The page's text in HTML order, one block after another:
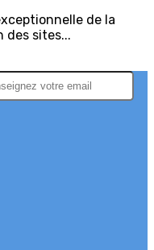
de la
des sites...